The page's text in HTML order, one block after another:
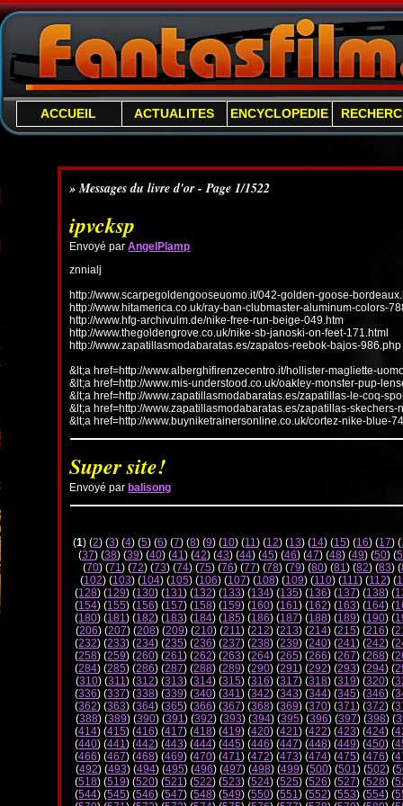
ACCUEIL ACTUALITES ENCYCLOPEDIE
» Messages du livre d'or - Page 1/1522
ipvcksp
Envoyé parAngelPlamp
znnialj
http://www.scarpegoldengooseuomo.it/042-golden-goose-
http://www.hitamerica.co.uk/ray-ban-clubmaster-aluminum-colors-
http://www.hfg-archivulm.de/nike-free-run-beige-049.htm
http://www.thegoldengrove.co.uk/nike-sb-janoski-on-feet-171.html
http://www.zapatillasmodabaratas.es/zapatos-reebok-bajos-986.php
&lt;a href=http://www.alberghifirenzecentro.it/hollister-magliette-
&lt;a href=http://www.mis-understood.co.uk/oakley-monster-pup-
&lt;a href=http://www.zapatillasmodabaratas.es/zapatillas-le-coq-
&lt;a href=http://www.zapatillasmodabaratas.es/zapatillas-
&lt;a href=http://www.buyniketrainersonline.co.uk/cortez-nike-blue-
Super site!
Envoyé par balisong
(1) (2) (3) (4) (5) (6) (7) (8) (9) (10) (11) (12) (13) (14) (15) (16) (17) (
(37) (38) (39) (40) (41) (42) (43) (44) (45) (46) (47) (48) (49) (50) (
(70) (71) (72) (73) (74) (75) (76) (77) (78) (79) (80) (81) (82) (83) (
(102) (103) (104) (105) (106) (107) (108) (109) (110) (111) (112) (
(128) (129) (130) (131) (132) (133) (134) (135) (136) (137) (138) (
(154) (155) (156) (157) (158) (159) (160) (161) (162) (163) (164) (
(180) (181) (182) (183) (184) (185) (186) (187) (188) (189) (190) (
(206) (207) (208) (209) (210) (211) (212) (213) (214) (215) (216) (
(232) (233) (234) (235) (236) (237) (238) (239) (240) (241) (242) (
(258) (259) (260) (261) (262) (263) (264) (265) (266) (267) (268) (
(284) (285) (286) (287) (288) (289) (290) (291) (292) (293) (294) (
(310) (311) (312) (313) (314) (315) (316) (317) (318) (319) (320) (
(336) (337) (338) (339) (340) (341) (342) (343) (344) (345) (346) (
(362) (363) (364) (365) (366) (367) (368) (369) (370) (371) (372) (
(388) (389) (390) (391) (392) (393) (394) (395) (396) (397) (398) (
(414) (415) (416) (417) (418) (419) (420) (421) (422) (423) (424) (
(440) (441) (442) (443) (444) (445) (446) (447) (448) (449) (450) (
(466) (467) (468) (469) (470) (471) (472) (473) (474) (475) (476) (
(492) (493) (494) (495) (496) (497) (498) (499) (500) (501) (502) (
(518) (519) (520) (521) (522) (523) (524) (525) (526) (527) (528) (
(544) (545) (546) (547) (548) (549) (550) (551) (552) (553) (554) (